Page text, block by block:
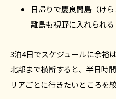
日帰りで慶良間島（け
離島も視野に入れられる
3泊4日でスケジュールに余裕
北部まで横断すると、半日時
リアごとに行きたいところを